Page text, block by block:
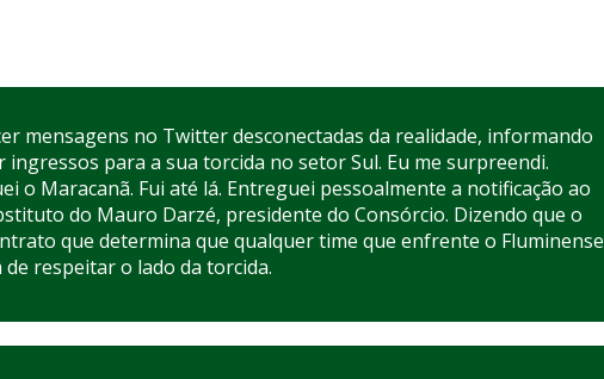
mensagens no Twitter desconectadas da realidade, informando
ingressos para a sua torcida no setor Sul. Eu me surpreendi.
o Maracanã. Fui até lá. Entreguei pessoalmente a notificação ao
do Mauro Darzé, presidente do Consórcio. Dizendo que o
que determina que qualquer time que enfrente o Fluminense
respeitar o lado da torcida.